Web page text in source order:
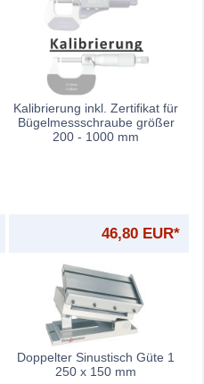
Kalibrierung inkl. Zertifikat für
Bügelmessschraube größer
200 - 1000 mm
46,80 EUR*
Doppelter Sinustisch Güte 1
250 x 150 mm